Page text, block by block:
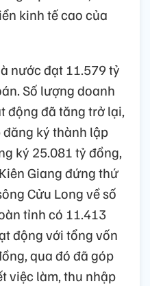
kinh tế cao của
nước đạt 11.579 tỷ
Số lượng doanh
động đã tăng trở lại,
ký thành lập
ký 25.081 tỷ đồng,
Giang đứng thứ
Cửu Long về số
tỉnh có 11.413
động với tổng vốn
qua đó đã góp
việc làm, thu nhập